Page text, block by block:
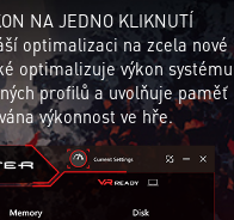
NA JEDNO KLIKNUTÍ
optimalizaci na zcela nové
optimalizuje výkon systému
profilů a uvolňuje paměť
výkonnost ve hře.